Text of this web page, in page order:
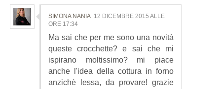
SIMONA NANIA 12 DICEMBRE 2015 ALLE
ORE 17:34
Ma sai che per me sono una novità
queste crocchette? e sai che mi
ispirano moltissimo? mi piace
anche l'idea della cottura in forno
anzichè lessa, da provare! grazie